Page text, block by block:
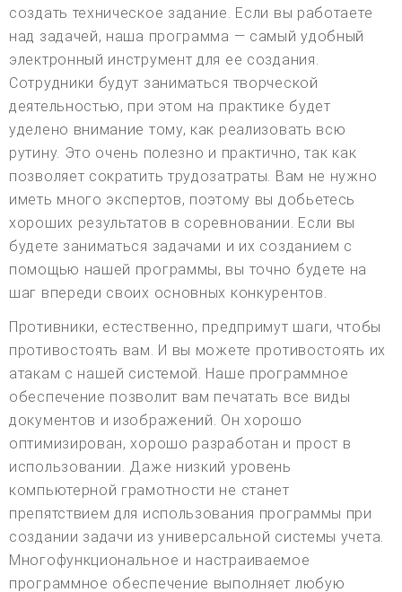
создать техническое задание. Если вы работаете
над задачей, наша программа — самый удобный
электронный инструмент для ее создания.
Сотрудники будут заниматься творческой
деятельностью, при этом на практике будет
уделено внимание тому, как реализовать всю
рутину. Это очень полезно и практично, так как
позволяет сократить трудозатраты. Вам не нужно
иметь много экспертов, поэтому вы добьетесь
хороших результатов в соревновании. Если вы
будете заниматься задачами и их созданием с
помощью нашей программы, вы точно будете на
шаг впереди своих основных конкурентов.
Противники, естественно, предпримут шаги, чтобы
противостоять вам. И вы можете противостоять их
атакам с нашей системой. Наше программное
обеспечение позволит вам печатать все виды
документов и изображений. Он хорошо
оптимизирован, хорошо разработан и прост в
использовании. Даже низкий уровень
компьютерной грамотности не станет
препятствием для использования программы при
создании задачи из универсальной системы учета.
Многофункциональное и настраиваемое
программное обеспечение выполняет любую